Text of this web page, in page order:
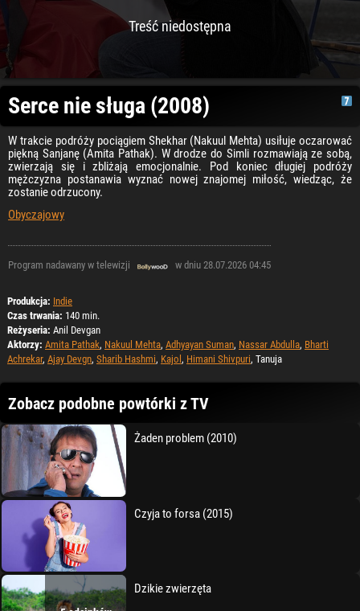
Treść niedostępna
Serce nie sługa (2008)
W trakcie podróży pociągiem Shekhar (Nakuul Mehta) usiłuje oczarować
piękną Sanjanę (Amita Pathak). W drodze do Simli rozmawiają ze sobą,
zwierzają się i zbliżają emocjonalnie. Pod koniec długiej podróży
mężczyzna postanawia wyznać nowej znajomej miłość, wiedząc, że
zostanie odrzucony.
Obyczajowy
Program nadawany w telewizji w dniu 28.07.2026 04:45
Produkcja: Indie
Czas trwania: 140 min.
Reżyseria: Anil Devgan
Aktorzy: Amita Pathak, Nakuul Mehta, Adhyayan Suman, Nassar Abdulla, Bharti
Achrekar, Ajay Devgn, Sharib Hashmi, Kajol , Himani Shivpuri, Tanuja
Zobacz podobne powtórki z TV
Żaden problem (2010)
Czyja to forsa (2015)
Dzikie zwierzęta